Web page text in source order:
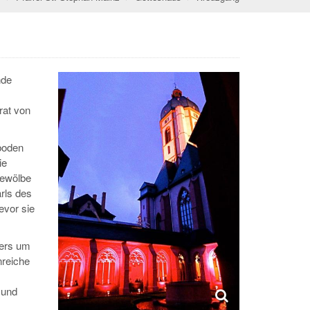
von
des
sie
um